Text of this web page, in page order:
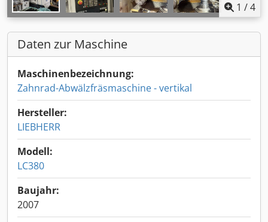
1 /4
Daten zur Maschine
Maschinenbezeichnung:
Zahnrad-Abwälzfräsmaschine - vertikal
Hersteller:
LIEBHERR
Modell:
LC380
Baujahr:
2007